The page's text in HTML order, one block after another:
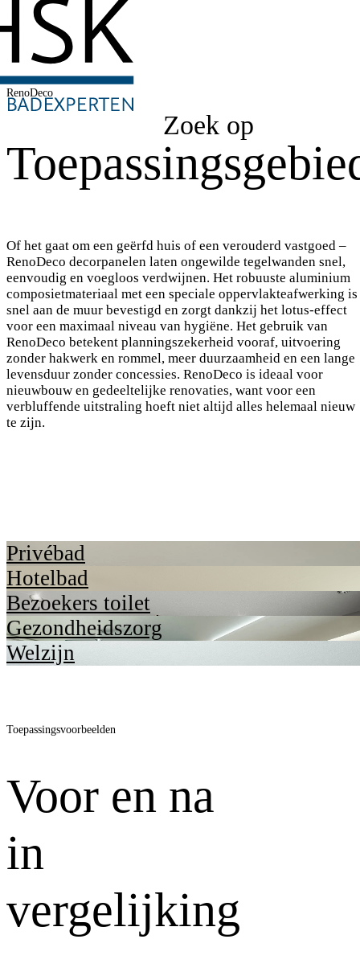
Zoek op
RenoDeco
Of het gaat om een geërfd huis of een verouderd vastgoed –
RenoDeco decorpanelen laten ongewilde tegelwanden snel,
eenvoudig en voegloos verdwijnen. Het robuuste aluminium
composietmateriaal met een speciale oppervlakteafwerking is
snel aan de muur bevestigd en zorgt dankzij het lotus-effect
voor een maximaal niveau van hygiëne. Het gebruik van
RenoDeco betekent planningszekerheid vooraf, uitvoering
zonder hakwerk en rommel, meer duurzaamheid en een lange
levensduur zonder concessies. RenoDeco is ideaal voor
nieuwbouw en gedeeltelijke renovaties, want voor een
verbluffende uitstraling hoeft niet altijd alles helemaal nieuw
te zijn.
Privébad
Hotelbad
Bezoekers toilet
Gezondheidszorg
Welzijn
Toepassingsvoorbeelden
Voor en na
in
vergelijking